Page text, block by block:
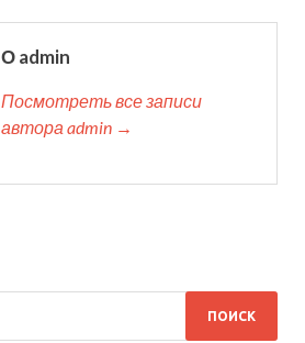
О admin
Посмотреть все записи
автора admin →